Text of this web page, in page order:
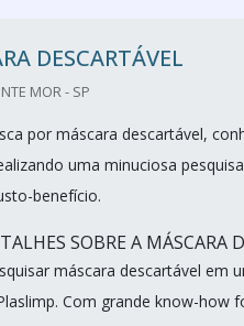
DESCARTÁVEL
MOR - SP
por máscara descartável,
uma minuciosa
benefício.
SOBRE A MÁSCARA
máscara descartável em
Com grande know-how